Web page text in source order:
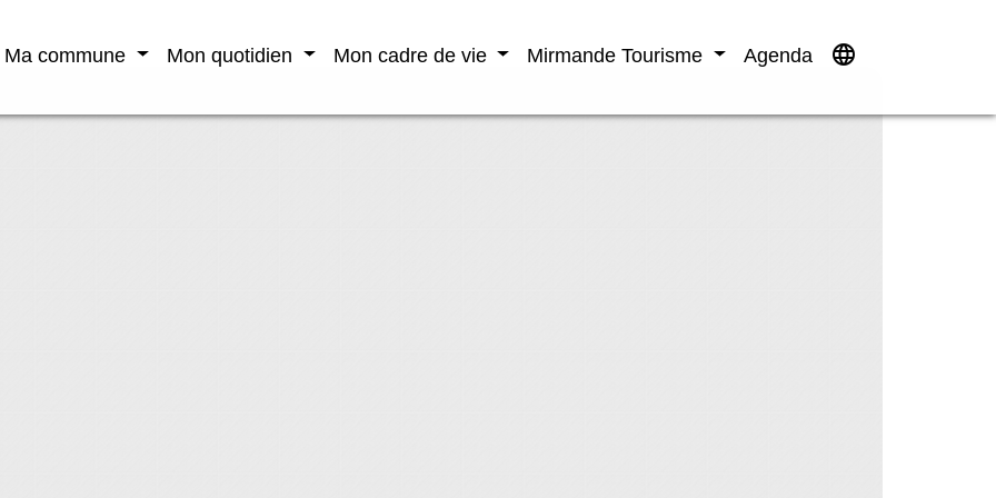
Ma commune Mon quotidien Mon cadre de vie Mirmande Tourisme Agenda language